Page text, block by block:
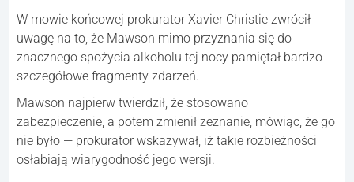
W mowie końcowej prokurator Xavier Christie zwrócił
uwagę na to, że Mawson mimo przyznania się do
znacznego spożycia alkoholu tej nocy pamiętał bardzo
szczegółowe fragmenty zdarzeń.
Mawson najpierw twierdził, że stosowano
zabezpieczenie, a potem zmienił zeznanie, mówiąc, że go
nie było — prokurator wskazywał, iż takie rozbieżności
osłabiają wiarygodność jego wersji.